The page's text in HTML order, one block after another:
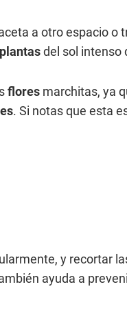
a otro espacio o
plantasdel sol intenso
flores marchitas, ya
. Si notas que esta
y recortar
ayuda a